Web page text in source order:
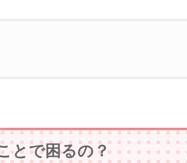
とで困るの？